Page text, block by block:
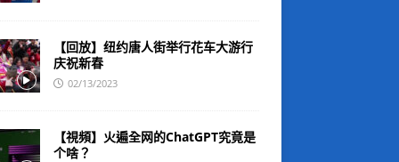
【回放】纽约唐人街举行花车大游行
庆祝新春
02/13/2023
【視頻】火遍全网的ChatGPT究竟是
个啥？